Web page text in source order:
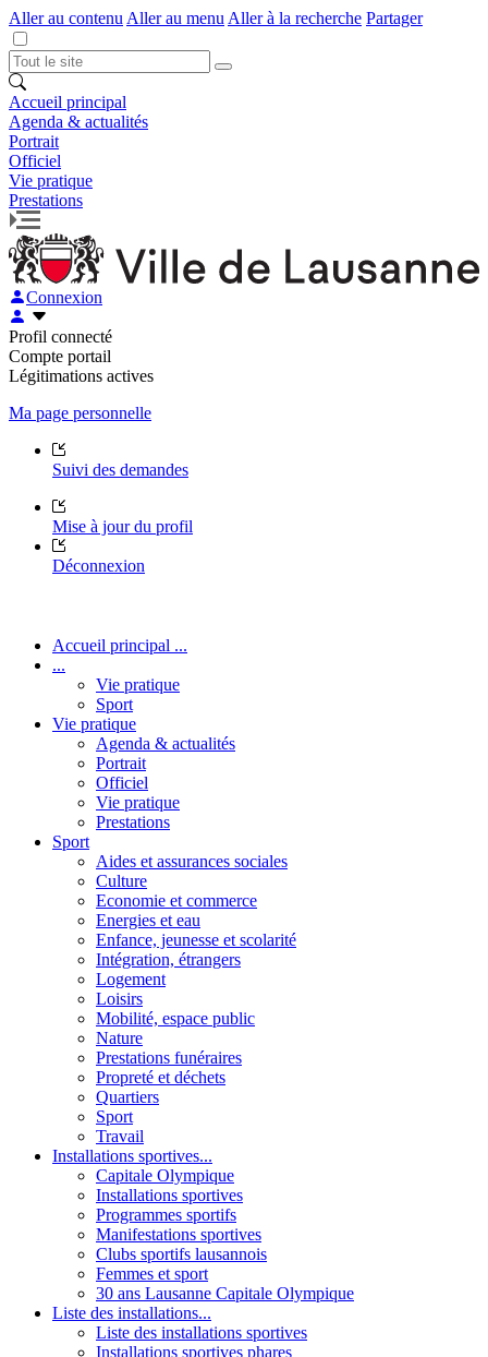
Aller au contenu Aller au menu Aller à la recherche Partager
Accueil principal
Agenda & actualités
Portrait
Officiel
Vie pratique
Prestations
Connexion
Profil connecté
Compte portail
Légitimations actives
Ma page personnelle
Suivi des demandes
Mise à jour du profil
Déconnexion
Accueil principal ...
...
Vie pratique
Sport
Vie pratique
Agenda & actualités
Portrait
Officiel
Vie pratique
Prestations
Sport
Aides et assurances sociales
Culture
Economie et commerce
Energies et eau
Enfance, jeunesse et scolarité
Intégration, étrangers
Logement
Loisirs
Mobilité, espace public
Nature
Prestations funéraires
Propreté et déchets
Quartiers
Sport
Travail
Installations sportives...
Capitale Olympique
Installations sportives
Programmes sportifs
Manifestations sportives
Clubs sportifs lausannois
Femmes et sport
30 ans Lausanne Capitale Olympique
Liste des installations...
Liste des installations sportives
Installations sportives phares